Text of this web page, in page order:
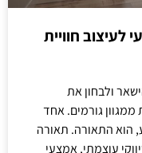
לעיצוב חוויית
ולבחון את
גורמים. אחד
הוא התאורה. תאורה
עוצמתי, אמצעי